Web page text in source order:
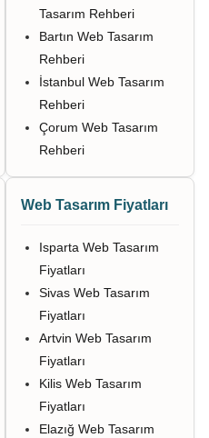
Tasarım Rehberi
Bartın Web Tasarım
Rehberi
İstanbul Web Tasarım
Rehberi
Çorum Web Tasarım
Rehberi
Web Tasarım Fiyatları
Isparta Web Tasarım
Fiyatları
Sivas Web Tasarım
Fiyatları
Artvin Web Tasarım
Fiyatları
Kilis Web Tasarım
Fiyatları
Elazığ Web Tasarım